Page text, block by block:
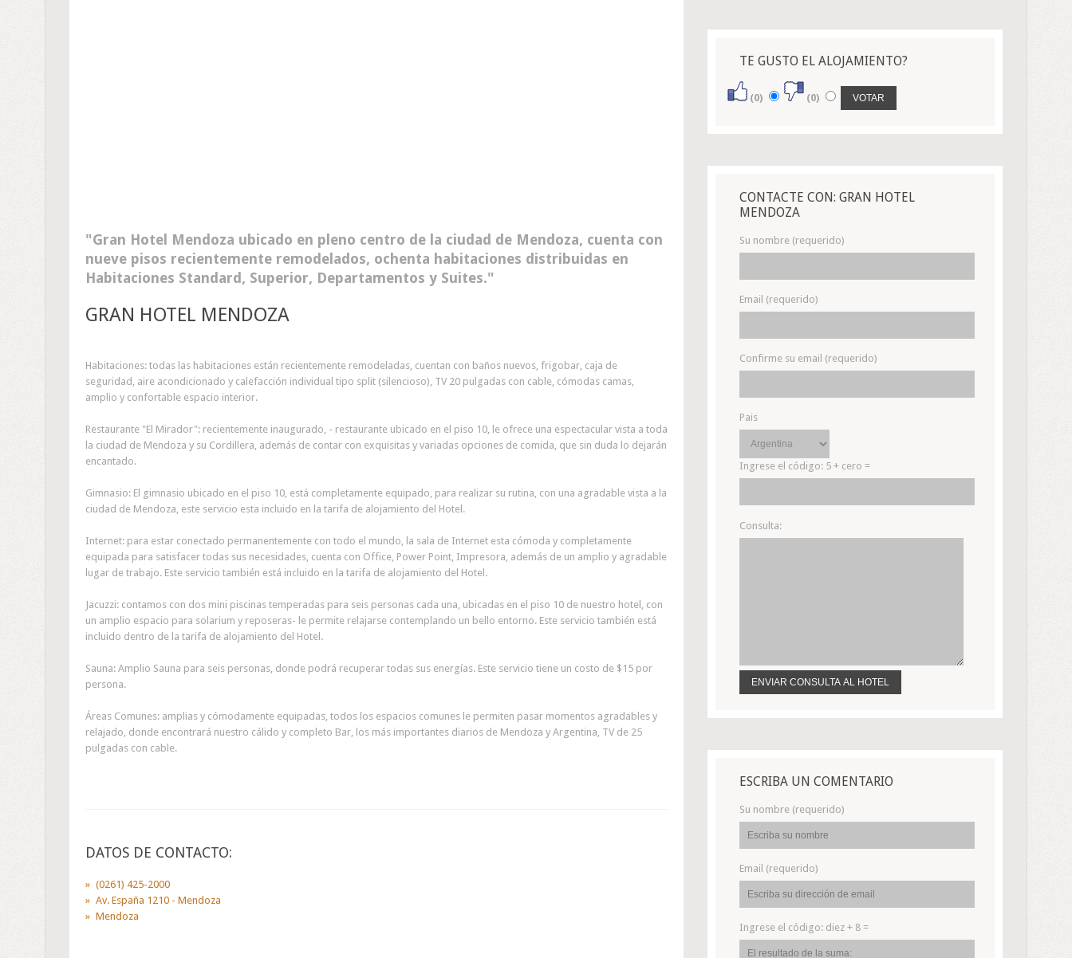
Gran Hotel Mendoza ubicado en pleno centro de la ciudad de Mendoza, cuenta con
nueve pisos recientemente remodelados, ochenta habitaciones distribuidas en
Habitaciones Standard, Superior, Departamentos y Suites.
GRAN HOTEL MENDOZA
Habitaciones: todas las habitaciones están recientemente remodeladas, cuentan con baños nuevos, frigobar, caja de
seguridad, aire acondicionado y calefacción individual tipo split (silencioso), TV 20 pulgadas con cable, cómodas camas,
amplio y confortable espacio interior.
Restaurante "El Mirador": recientemente inaugurado, - restaurante ubicado en el piso 10, le ofrece una espectacular vista a toda
la ciudad de Mendoza y su Cordillera, además de contar con exquisitas y variadas opciones de comida, que sin duda lo dejarán
encantado.
Gimnasio: El gimnasio ubicado en el piso 10, está completamente equipado, para realizar su rutina, con una agradable vista a la
ciudad de Mendoza, este servicio esta incluido en la tarifa de alojamiento del Hotel.
Internet: para estar conectado permanentemente con todo el mundo, la sala de Internet esta cómoda y completamente
equipada para satisfacer todas sus necesidades, cuenta con Office, Power Point, Impresora, además de un amplio y agradable
lugar de trabajo. Este servicio también está incluido en la tarifa de alojamiento del Hotel.
Jacuzzi: contamos con dos mini piscinas temperadas para seis personas cada una, ubicadas en el piso 10 de nuestro hotel, con
un amplio espacio para solarium y reposeras- le permite relajarse contemplando un bello entorno. Este servicio también está
incluido dentro de la tarifa de alojamiento del Hotel.
Sauna: Amplio Sauna para seis personas, donde podrá recuperar todas sus energías. Este servicio tiene un costo de $15 por
persona.
Áreas Comunes: amplias y cómodamente equipadas, todos los espacios comunes le permiten pasar momentos agradables y
relajado, donde encontrará nuestro cálido y completo Bar, los más importantes diarios de Mendoza y Argentina, TV de 25
pulgadas con cable.
DATOS DE CONTACTO:
(0261) 425-2000
Av. España 1210 - Mendoza
Mendoza
TE GUSTO EL ALOJAMIENTO?
(0) (0)
CONTACTE CON: GRAN HOTEL
MENDOZA
Su nombre (requerido)
Email (requerido)
Confirme su email (requerido)
Pais
Ingrese el código: 5 + cero =
Consulta:
ESCRIBA UN COMENTARIO
Su nombre (requerido)
Email (requerido)
Ingrese el código: diez + 8 =